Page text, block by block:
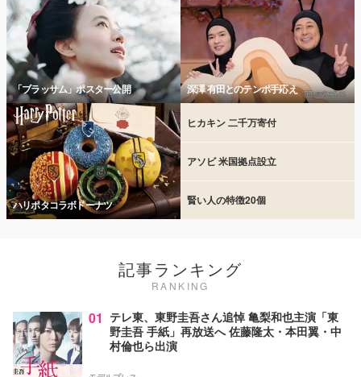
「ブラッサム」ポスター公開 深澤 有田とのテンポ手応え
ハリポタコラボドーナツ
ヒカキン 二千万寄付
アソビ 米国拠点設立
賢い人の特徴20個
記事ランキング
RANKING
01 テレ東、東野圭吾さん追悼 亀梨和也主演「東
野圭吾 手紙」再放送へ 佐藤隆太・本田翼・中
村倫也ら出演